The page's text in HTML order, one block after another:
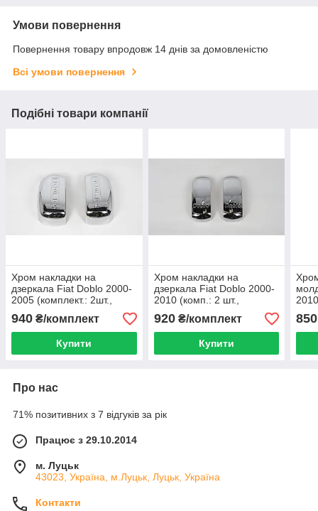
Умови повернення
Повернення товару впродовж 14 днів за домовленістю
Всі умови повернення
Подібні товари компанії
Хром накладки на
дзеркала Fiat Doblo 2000-
2005 (комплект.: 2шт.,
пластик, TR)
940 ₴/комплект
Купити
Хром накладки на
дзеркала Fiat Doblo 2000-
2010 (комп.: 2 шт.,
середина, пластик, TR)
920₴/комплект
Купити
850
Про нас
71% позитивних з 7 відгуків за рік
Працює з 29.10.2014
м. Луцьк
43023, Україна, м.Луцьк, Луцьк, Україна
Контакти